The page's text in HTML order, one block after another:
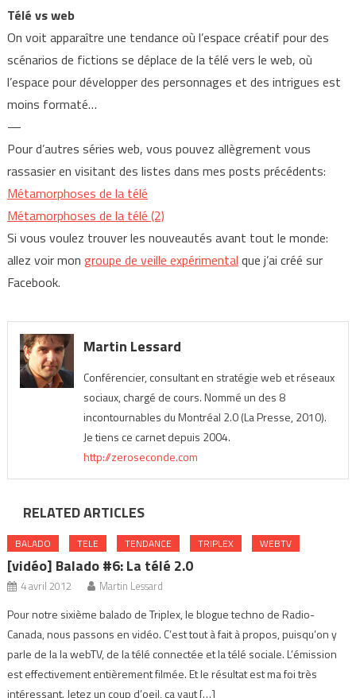
Télé vs web
On voit apparaître une tendance où l’espace créatif pour des
scénarios de fictions se déplace de la télé vers le web, où
l’espace pour développer des personnages et des intrigues est
moins formaté…
—
Pour d’autres séries web, vous pouvez allègrement vous
rassasier en visitant des listes dans mes posts précédents:
Métamorphoses de la télé
Métamorphoses de la télé (2)
Si vous voulez trouver les nouveautés avant tout le monde:
allez voir mon groupe de veille expérimental que j’ai créé sur
Facebook.
Martin Lessard
Conférencier, consultant en stratégie web et réseaux
sociaux, chargé de cours. Nommé un des 8
incontournables du Montréal 2.0 (La Presse, 2010).
Je tiens ce carnet depuis 2004.
http://zeroseconde.com
RELATED ARTICLES
BALADO TELE TENDANCE TRIPLEX WEBTV
[vidéo] Balado #6: La télé 2.0
4 avril 2012 Martin Lessard
Pour notre sixième balado de Triplex, le blogue techno de Radio-
Canada, nous passons en vidéo. C’est tout à fait à propos, puisqu’on y
parle de la la webTV, de la télé connectée et la télé sociale. L’émission
est effectivement entièrement filmée. Et le résultat est ma foi très
intéressant. Jetez un coup d’oeil, ça vaut […]